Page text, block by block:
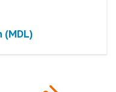
(MDL)